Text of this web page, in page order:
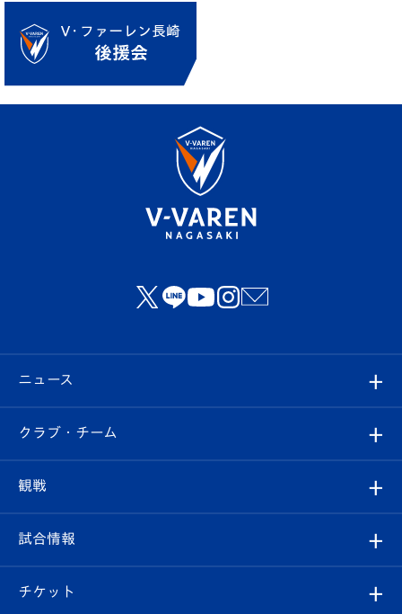
ニュース
すべて
クラブ
試合情報
クラブ・チーム
クラブ概要
観戦
観戦ルール
試合情報
試合日程/結果
チケット